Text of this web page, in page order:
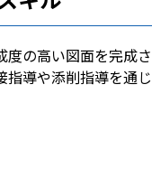
の高い図面を完成
導や添削指導を通